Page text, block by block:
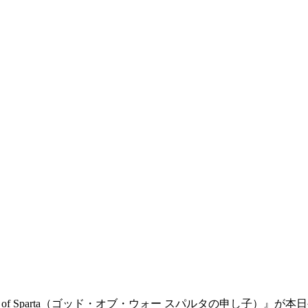
of Sparta（ゴッド・オブ・ウォー スパルタの申し子）』 が本